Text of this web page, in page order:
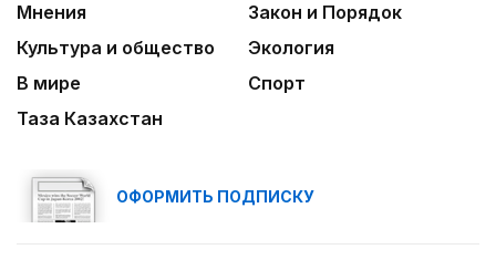
Мнения
Закон и Порядок
Культура и общество
Экология
В мире
Спорт
Таза Казахстан
ОФОРМИТЬ ПОДПИСКУ